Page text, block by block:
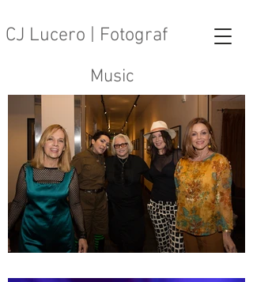
CJ Lucero | Fotograf
Music